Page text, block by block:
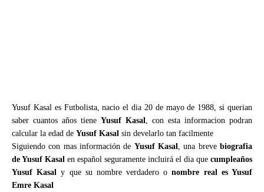
Yusuf Kasal es Futbolista, nacio el dia 20 de mayo de 1988, si querian
saber cuantos años tiene Yusuf Kasal, con esta informacion podran
calcular la edad de Yusuf Kasal sin develarlo tan facilmente
Siguiendo con mas información de Yusuf Kasal, una brevebiografia
de Yusuf Kasal en español seguramente incluirá el dia que cumpleaños
Yusuf Kasal y que su nombre verdadero onombre real es Yusuf
Emre Kasal